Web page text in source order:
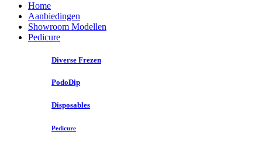
Home
Aanbiedingen
Showroom Modellen
Pedicure
Diverse Frezen
PodoDip
Disposables
Pedicure